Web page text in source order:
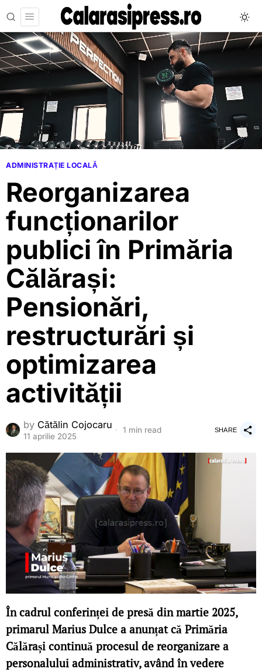
ADMINISTRAȚIE LOCALĂ
Reorganizarea
funcționarilor
publici în Primăria
Călărași:
Pensionări,
restructurări și
optimizarea
activității
by Cătălin Cojocaru
11 aprilie 2025
1 min read SHARE
În cadrul conferinței de presă din martie 2025,
primarul Marius Dulce a anunțat că Primăria
Călărași continuă procesul de reorganizare a
personalului administrativ, având în vedere